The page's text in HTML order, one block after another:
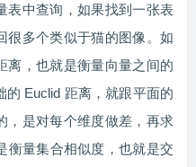
表中查询，如果找到一张表
很多个类似于猫的图像。如
离，也就是衡量向量之间的
Euclid 距离，就跟平面的
，是对每个维度做差，再求
衡量集合相似度，也就是交